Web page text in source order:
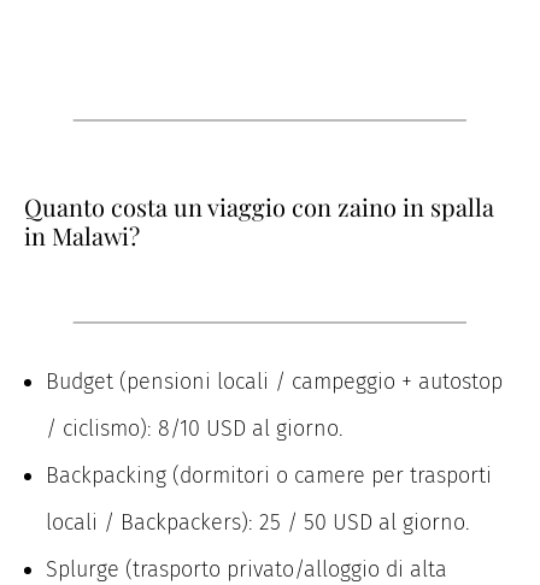
Quanto costa un viaggio con zaino in spalla
in Malawi?
Budget (pensioni locali / campeggio + autostop
/ ciclismo): 8/10 USD al giorno.
Backpacking (dormitori o camere per trasporti
locali / Backpackers): 25 / 50 USD al giorno.
Splurge (trasporto privato/alloggio di alta